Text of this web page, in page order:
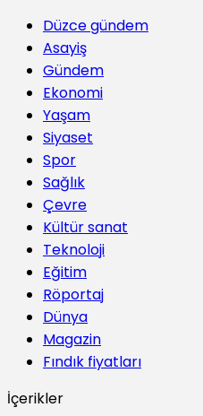
Düzce gündem
Asayiş
Gündem
Ekonomi
Yaşam
Siyaset
Spor
Sağlık
Çevre
Kültür sanat
Teknoloji
Eğitim
Röportaj
Dünya
Magazin
Fındık fiyatları
İçerikler